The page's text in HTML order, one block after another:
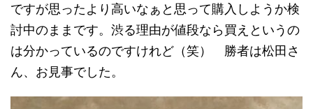
ですが思ったより高いなぁと思って購入しようか検
討中のままです。渋る理由が値段なら買えというの
は分かっているのですけれど（笑） 勝者は松田さ
ん、お見事でした。